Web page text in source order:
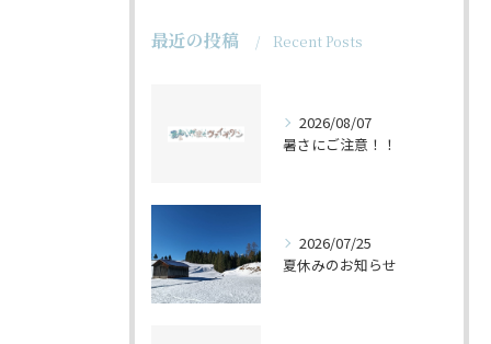
最近の投稿 Recent Posts
2026/08/07
暑さにご注意！！
2026/07/25
夏休みのお知らせ